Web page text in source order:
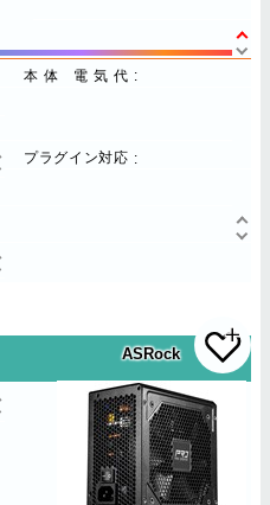
本体 電気代
プラグイン対応
ASRock